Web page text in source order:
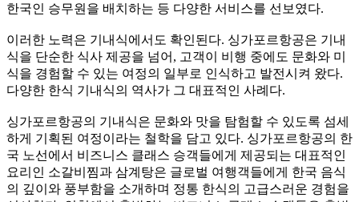
한국인 승무원을 배치하는 등 다양한 서비스를 선보였다.
이러한 노력은 기내식에서도 확인된다. 싱가포르항공은 기내
식을 단순한 식사 제공을 넘어, 고객이 비행 중에도 문화와 미
식을 경험할 수 있는 여정의 일부로 인식하고 발전시켜 왔다.
다양한 한식 기내식의 역사가 그 대표적인 사례다.
싱가포르항공의 기내식은 문화와 맛을 탐험할 수 있도록 섬세
하게 기획된 여정이라는 철학을 담고 있다. 싱가포르항공의 한
국 노선에서 비즈니스 클래스 승객들에게 제공되는 대표적인
요리인 소갈비찜과 삼계탕은 글로벌 여행객들에게 한국 음식
의 깊이와 풍부함을 소개하며 정통 한식의 고급스러운 경험을